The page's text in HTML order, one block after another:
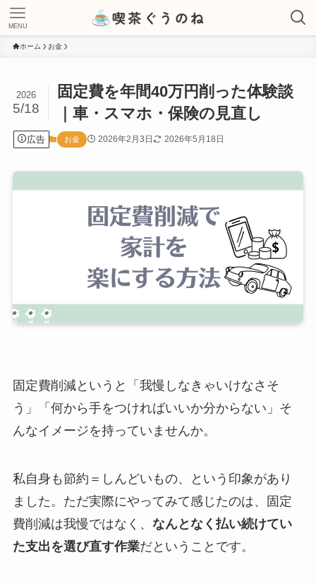
MENU
ホーム お金
固定費を年間40万円削った体験談
｜車・スマホ・保険の見直し
2026
5/18
広告 お金 2026年2月3日 2026年5月18日
固定費削減というと「我慢しなきゃいけなさそ
う」「何から手をつければいいか分からない」そ
んなイメージを持っていませんか。
私自身も節約＝しんどいもの、という印象があり
ました。ただ実際にやってみて感じたのは、固定
費削減は我慢ではなく、 なんとなく払い続けてい
た支出を選び直す作業だということです。